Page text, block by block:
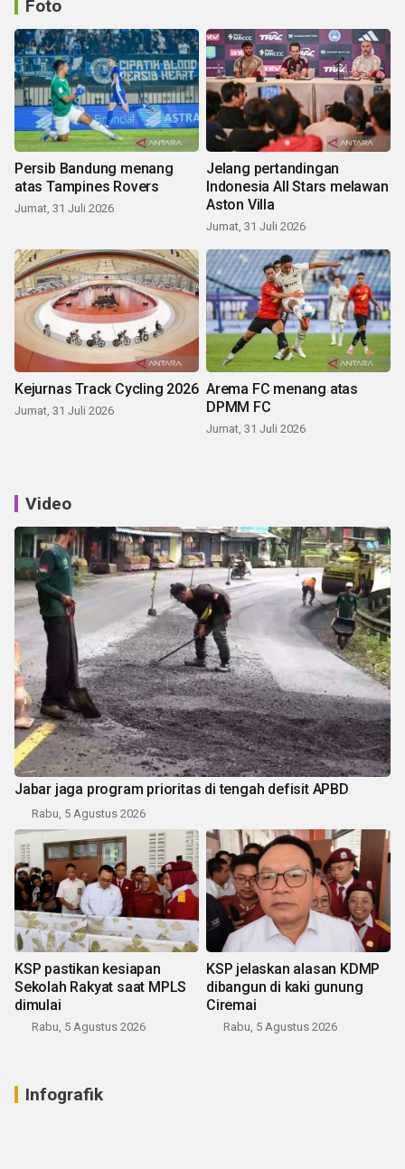
Foto
Persib Bandung menang
atas Tampines Rovers
Jumat, 31 Juli 2026
Jelang pertandingan
Indonesia All Stars melawan
Aston Villa
Jumat, 31 Juli 2026
Kejurnas Track Cycling 2026
Jumat, 31 Juli 2026
Arema FC menang atas
DPMM FC
Jumat, 31 Juli 2026
Video
Jabar jaga program prioritas di tengah defisit APBD
Rabu, 5 Agustus 2026
KSP pastikan kesiapan
Sekolah Rakyat saat MPLS
dimulai
Rabu, 5 Agustus 2026
KSP jelaskan alasan KDMP
dibangun di kaki gunung
Ciremai
Rabu, 5 Agustus 2026
Infografik